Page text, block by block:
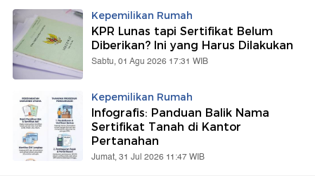
Kepemilikan Rumah
KPR Lunas tapi Sertifikat Belum
Diberikan? Ini yang Harus Dilakukan
Sabtu, 01 Agu 2026 17:31 WIB
Kepemilikan Rumah
Infografis: Panduan Balik Nama
Sertifikat Tanah di Kantor
Pertanahan
Jumat, 31 Jul 2026 11:47 WIB